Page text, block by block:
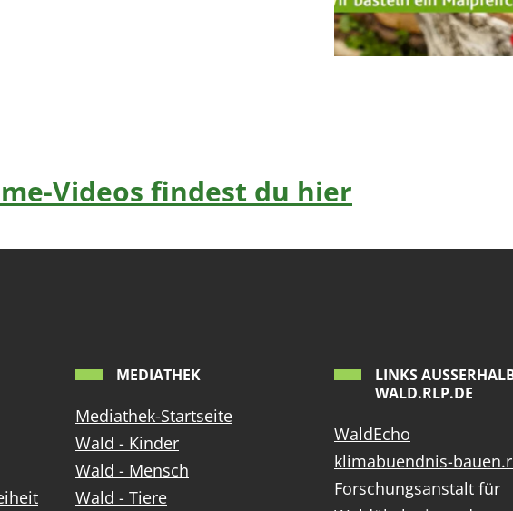
Videos findest du hier
MEDIATHEK
Mediathek-Startseite
Wald - Kinder
Wald - Mensch
Wald - Tiere
LINKS AUSSERHALB
ALD.RLP.DE
WaldEcho
klimabuendnis-
Forschungsanstalt für